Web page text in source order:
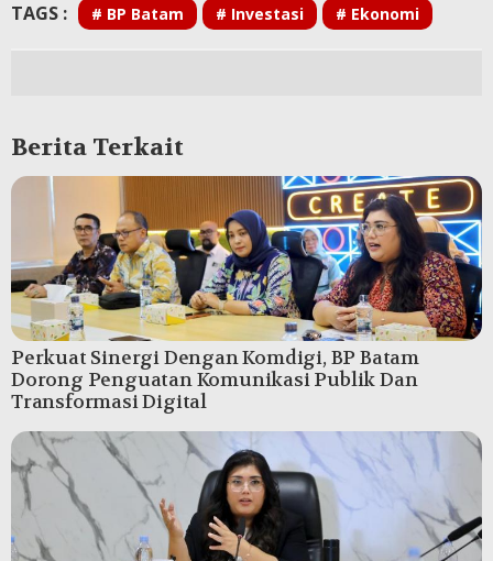
TAGS : # BP Batam # Investasi # Ekonomi
Berita Terkait
Perkuat Sinergi Dengan Komdigi, BP Batam
Dorong Penguatan Komunikasi Publik Dan
Transformasi Digital